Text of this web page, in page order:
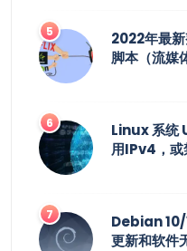
2022年最
脚本（流媒
Linux 系统
用IPv4，
Debian 10/
更新和软件